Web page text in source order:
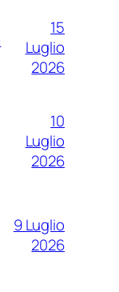
15
Luglio
2026
10
Luglio
2026
9 Luglio
2026